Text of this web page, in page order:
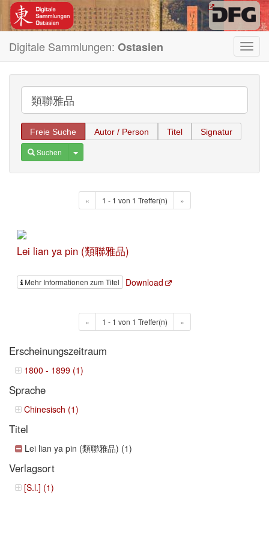
Digitale Sammlungen: Ostasien
Freie Suche Autor / Person Titel Signatur
Suchen Toggle Dropdown
« 1 - 1 von 1 Treffer(n) »
Lei lian ya pin (類聯雅品)
Mehr Informationen zum Titel Download
« 1 - 1 von 1 Treffer(n) »
Erscheinungszeitraum
1800 - 1899 (1)
Sprache
Chinesisch (1)
Titel
Lei lian ya pin (類聯雅品) (1)
Verlagsort
[S.l.] (1)